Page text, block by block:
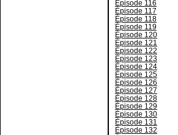
Épisode 116
Épisode 117
Épisode 118
Épisode 119
Épisode 120
Épisode 121
Épisode 122
Épisode 123
Épisode 124
Épisode 125
Épisode 126
Épisode 127
Épisode 128
Épisode 129
Épisode 130
Épisode 131
Épisode 132